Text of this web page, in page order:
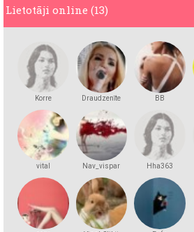
Lietotāji online (13)
Korre Draudzenīte BB
vital Nav_vispar Hha363